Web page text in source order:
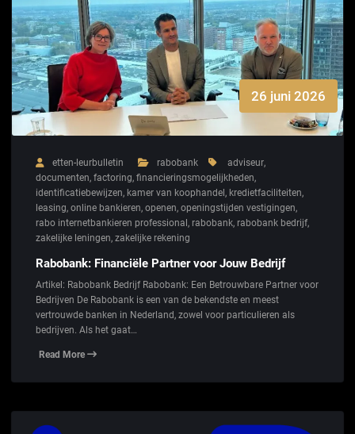
26 juni 2026
etten-leurbulletin rabobank adviseur,
documenten, factoring, financieringsmogelijkheden,
identificatiebewijzen, kamer van koophandel , kredietfaciliteiten,
leasing, online bankieren, openen, openingstijden vestigingen,
rabo internetbankieren professional , rabobank, rabobank bedrijf,
zakelijke leningen, zakelijke rekening
Rabobank: Financiële Partner voor Jouw Bedrijf
Artikel: Rabobank Bedrijf Rabobank: Een Betrouwbare Partner voor
Bedrijven De Rabobank is een van de bekendste en meest
vertrouwde banken in Nederland, zowel voor particulieren als
bedrijven. Als het gaat…
Read More